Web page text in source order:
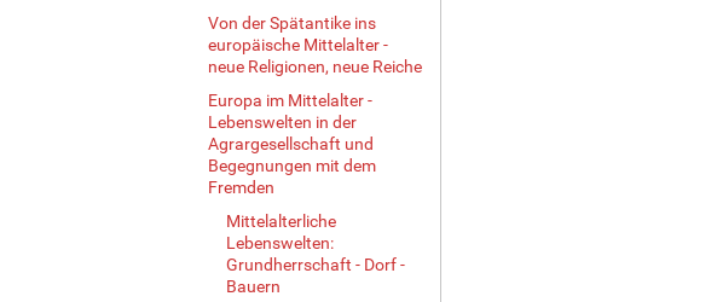
Von der Spätantike ins
europäische Mittelalter -
neue Religionen, neue Reiche
Europa im Mittelalter -
Lebenswelten in der
Agrargesellschaft und
Begegnungen mit dem
Fremden
Mittelalterliche
Lebenswelten:
Grundherrschaft - Dorf -
Bauern